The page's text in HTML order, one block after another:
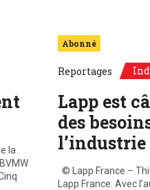
la
Abonné
Reportages
Lapp est
des
© Lapp France –
Lapp France. Avec